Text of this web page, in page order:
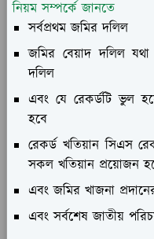
নিয়ম সম্পর্কে জানতে
সর্বপ্রথম জমির দলিল
জমির বেয়াদ দলিল
দলিল
এবং যে রেকর্ডটি ভুল
হবে
রেকর্ড খতিয়ান সিএস
সকল খতিয়ান প্রয়োজন
এবং জমির খাজনা
এবং সর্বশেষ জাতীয়